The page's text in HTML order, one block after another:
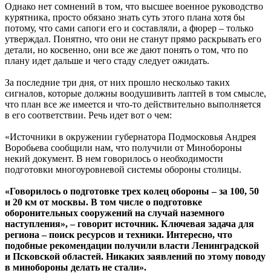
Однако нет сомнений в том, что высшее военное руководство
курятника, просто обязано знать суть этого плана хотя бы
потому, что сами сапоги его и составляли, а фюрер – только
утверждал. Понятно, что они не станут прямо раскрывать его
детали, но косвенно, они все же дают понять о том, что по
плану идет дальше и чего стаду следует ожидать.
За последние три дня, от них прошло несколько таких
сигналов, которые должны воодушивить лаптей в том смысле,
что план все же имеется и что-то действительно выполняется
в его соответствии. Речь идет вот о чем:
«Источники в окружении губернатора Подмосковья Андрея
Воробьева сообщили нам, что получили от Минобороны
некий документ. В нем говорилось о необходимости
подготовки многоуровневой системы обороны столицы.
«Говорилось о подготовке трех колец обороны – за 100, 50
и 20 км от москвы. В том числе о подготовке
оборонительных сооружений на случай наземного
наступления», – говорит источник. Ключевая задача для
региона – поиск ресурсов и техники. Интересно, что
подобные рекомендации получили власти Ленинградской
и Псковской областей. Никаких заявлений по этому поводу
в минобороны делать не стали».